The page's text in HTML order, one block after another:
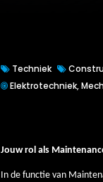
Techniek
Elektrotechniek,
Jouw rol als
In de functie van